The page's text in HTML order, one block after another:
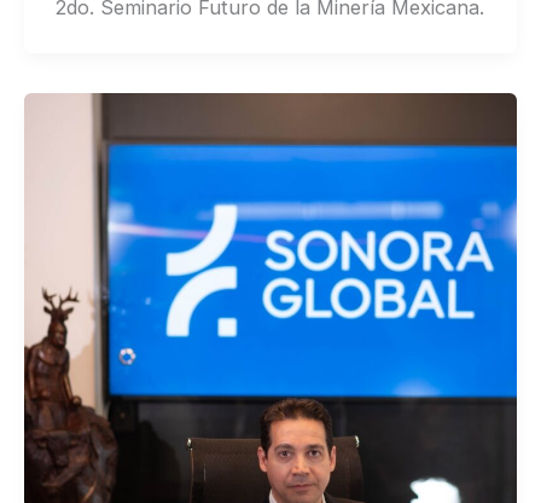
2do. Seminario Futuro de la Minería Mexicana.